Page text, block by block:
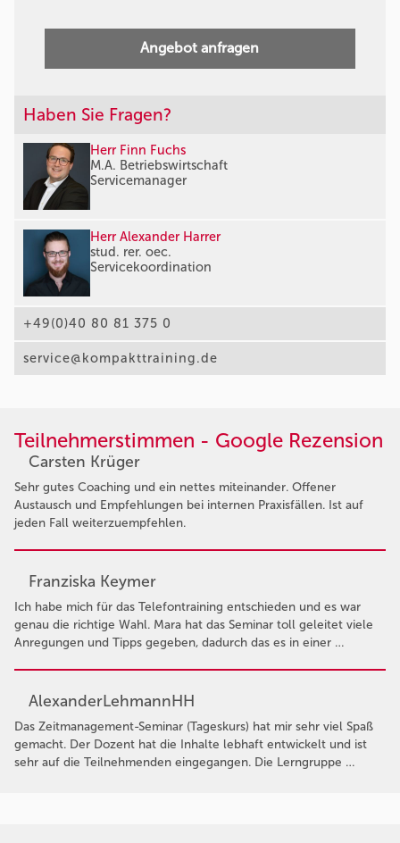
Angebot anfragen
Haben Sie Fragen?
Herr Finn Fuchs
M.A. Betriebswirtschaft
Servicemanager
Herr Alexander Harrer
stud. rer. oec.
Servicekoordination
+49(0)40 80 81 375 0
service@kompakttraining.de
Teilnehmerstimmen - Google Rezension
Carsten Krüger
Sehr gutes Coaching und ein nettes miteinander. Offener
Austausch und Empfehlungen bei internen Praxisfällen. Ist auf
jeden Fall weiterzuempfehlen.
Franziska Keymer
Ich habe mich für das Telefontraining entschieden und es war
genau die richtige Wahl. Mara hat das Seminar toll geleitet viele
Anregungen und Tipps gegeben, dadurch das es in einer …
AlexanderLehmannHH
Das Zeitmanagement-Seminar (Tageskurs) hat mir sehr viel Spaß
gemacht. Der Dozent hat die Inhalte lebhaft entwickelt und ist
sehr auf die Teilnehmenden eingegangen. Die Lerngruppe …